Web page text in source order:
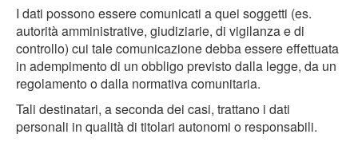
I dati possono essere comunicati a quei soggetti (es.
autorità amministrative, giudiziarie, di vigilanza e di
controllo) cui tale comunicazione debba essere effettuata
in adempimento di un obbligo previsto dalla legge, da un
regolamento o dalla normativa comunitaria.
Tali destinatari, a seconda dei casi, trattano i dati
personali in qualità di titolari autonomi o responsabili.